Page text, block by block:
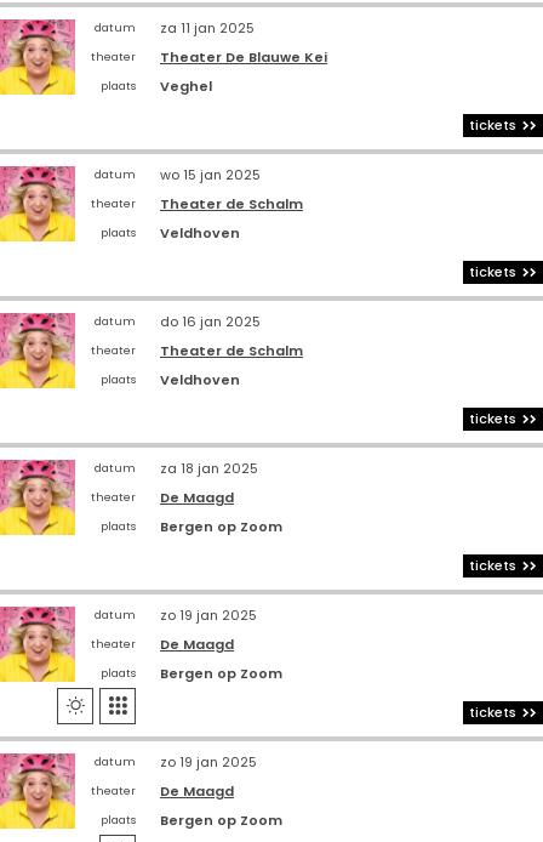
datum za 11 jan 2025
theater Theater De Blauwe Kei
plaats
Veghel
tickets
datum wo 15 jan 2025
theater Theater de Schalm
plaats
Veldhoven
tickets
datum do 16 jan 2025
theater Theater de Schalm
plaats
Veldhoven
tickets
datum za 18 jan 2025
theater De Maagd
plaats
Bergen op Zoom
tickets
datum zo 19 jan 2025
theater De Maagd
plaats Bergen op Zoom
  tickets
datum zo 19 jan 2025
theater De Maagd
plaats Bergen op Zoom